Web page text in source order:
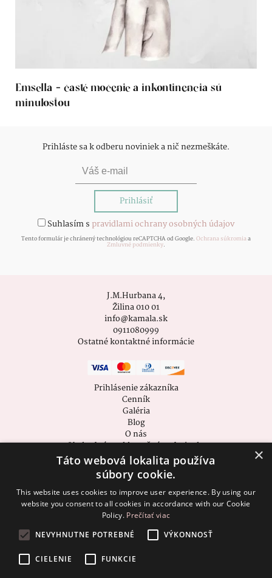
Emsella - časté močenie a inkontinencia sú
minulosťou
Prihláste sa k odberu noviniek a nič nezmeškáte.
Suhlasím s pravidlami ochrany osobných údajov
Tento formulár je chránený technológiou reCAPTCHA od Google. Ochrana súkromiaa
Zmluvné podmienky.
Prihlásenie zákazníka
Cenník
Galéria
Blog
O nás
Obchodné a reklamačné podmienky
Zásady ochrany osobných údajov
[cookie_settings]
J.M.Hurbana 4,
Žilina 010 01
info@kamala.sk
0911080999
Ostatné kontaktné informácie
×
Táto webová lokalita používa
súbory cookie.
This website uses cookies to improve user experience. By using our
website you consent to all cookies in accordance with our Cookie
Policy. Prečítať viac
NEVYHNUTNE POTREBNÉ
VÝKONNOSŤ
CIELENIE FUNKCIE